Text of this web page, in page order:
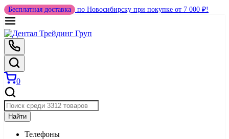
Бесплатная доставка по Новосибирску при покупке от 7 000 ₽!
0
Найти
Телефоны